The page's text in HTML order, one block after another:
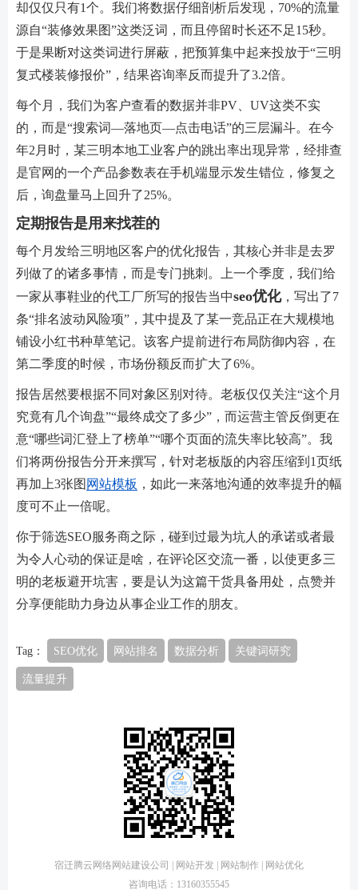
却仅仅只有1个。我们将数据仔细剖析后发现，70%的流量
源自“装修效果图”这类泛词，而且停留时长还不足15秒。
于是果断对这类词进行屏蔽，把预算集中起来投放于“三明
复式楼装修报价”，结果咨询率反而提升了3.2倍。
每个月，我们为客户查看的数据并非PV、UV这类不实
的，而是“搜索词—落地页—点击电话”的三层漏斗。在今
年2月时，某三明本地工业客户的跳出率出现异常，经排查
是官网的一个产品参数表在手机端显示发生错位，修复之
后，询盘量马上回升了25%。
定期报告是用来找茬的
每个月发给三明地区客户的优化报告，其核心并非是去罗
列做了的诸多事情，而是专门挑刺。上一个季度，我们给
一家从事鞋业的代工厂所写的报告当中seo优化，写出了7
条“排名波动风险项”，其中提及了某一竞品正在大规模地
铺设小红书种草笔记。该客户提前进行布局防御内容，在
第二季度的时候，市场份额反而扩大了6%。
报告居然要根据不同对象区别对待。老板仅仅关注“这个月
究竟有几个询盘”“最终成交了多少”，而运营主管反倒更在
意“哪些词汇登上了榜单”“哪个页面的流失率比较高”。我
们将两份报告分开来撰写，针对老板版的内容压缩到1页纸
再加上3张图 网站模板
，如此一来落地沟通的效率提升的幅
度可不止一倍呢。
你于筛选SEO服务商之际，碰到过最为坑人的承诺或者最
为令人心动的保证是啥，在评论区交流一番，以使更多三
明的老板避开坑害，要是认为这篇干货具备用处，点赞并
分享便能助力身边从事企业工作的朋友。
Tag： SEO优化 网站排名 数据分析 关键词研究
流量提升
宿迁腾云网络网站建设公司 | 网站开发 | 网站制作 | 网站优化
咨询电话：13160355545